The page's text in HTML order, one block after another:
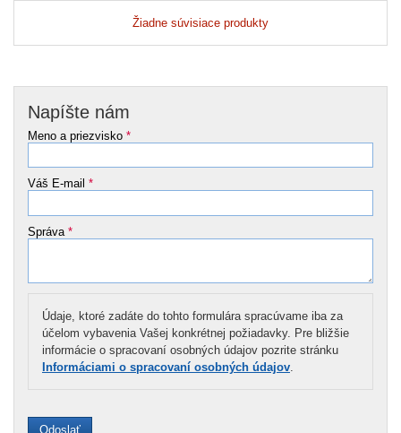
Žiadne súvisiace produkty
Napíšte nám
Meno a priezvisko *
Váš E-mail *
Správa *
Údaje, ktoré zadáte do tohto formulára spracúvame iba za
účelom vybavenia Vašej konkrétnej požiadavky. Pre bližšie
informácie o spracovaní osobných údajov pozrite stránku
Informáciami o spracovaní osobných údajov